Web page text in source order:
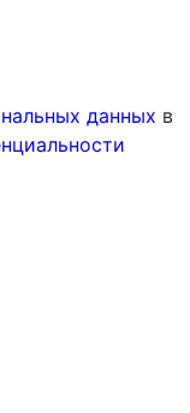
данных в